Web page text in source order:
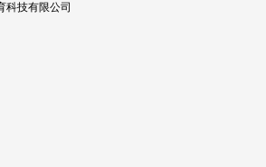
科技有限公司